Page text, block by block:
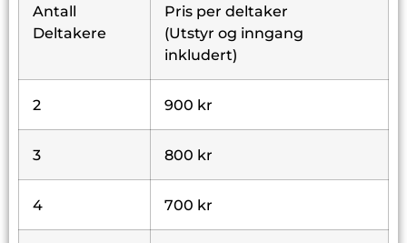
Antall
Deltakere
Pris per deltaker
(Utstyr og inngang
inkludert)
2 900 kr
3 800 kr
4 700 kr